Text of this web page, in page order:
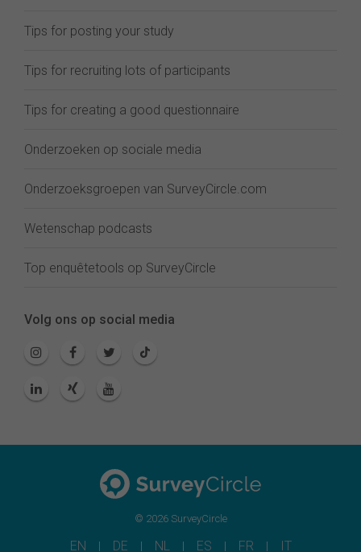
Tips for posting your study
Tips for recruiting lots of participants
Tips for creating a good questionnaire
Onderzoeken op sociale media
Onderzoeksgroepen van SurveyCircle.com
Wetenschap podcasts
Top enquêtetools op SurveyCircle
Volg ons op social media
© 2026 SurveyCircle
EN DE NL ES FR IT